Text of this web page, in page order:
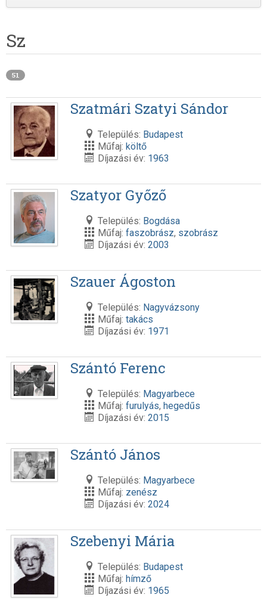
Sz
51
Szatmári Szatyi Sándor
Település: Budapest
Műfaj: költő
Díjazási év: 1963
Szatyor Győző
Település: Bogdása
Műfaj: faszobrász, szobrász
Díjazási év: 2003
Szauer Ágoston
Település: Nagyvázsony
Műfaj: takács
Díjazási év: 1971
Szántó Ferenc
Település: Magyarbece
Műfaj: furulyás, hegedűs
Díjazási év: 2015
Szántó János
Település: Magyarbece
Műfaj: zenész
Díjazási év: 2024
Szebenyi Mária
Település: Budapest
Műfaj: hímző
Díjazási év: 1965